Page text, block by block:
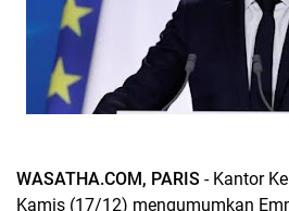
WASATHA.COM, PARIS - Kantor
Kamis (17/12) mengumumkan